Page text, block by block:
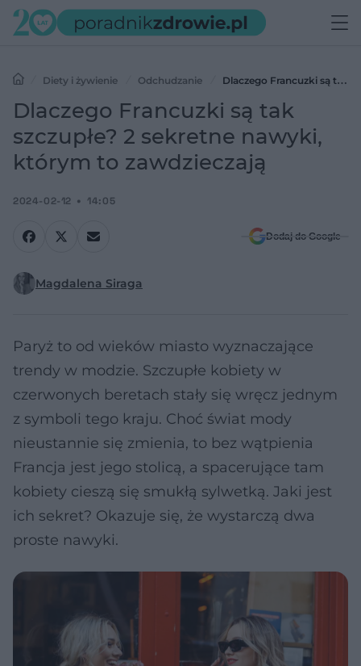
Diety i żywienie Odchudzanie
Dlaczego Francuzki są tak
szczupłe? 2 sekretne nawyki, którym to zawdzieczają
Dlaczego Francuzki są tak
szczupłe? 2 sekretne nawyki,
którym to zawdzieczają
2024-02-12 14:05
Dodaj do Google
Magdalena Siraga
Paryż to od wieków miasto wyznaczające
trendy w modzie. Szczupłe kobiety w
czerwonych beretach stały się wręcz jednym
z symboli tego kraju. Choć świat mody
nieustannie się zmienia, to bez wątpienia
Francja jest jego stolicą, a spacerujące tam
kobiety cieszą się smukłą sylwetką. Jaki jest
ich sekret? Okazuje się, że wystarczą dwa
proste nawyki.